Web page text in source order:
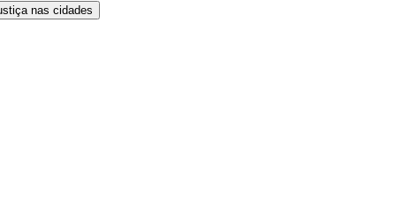
nas cidades